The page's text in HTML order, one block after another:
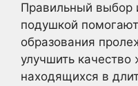
Правильный выбор
подушкой
образования
улучшить качество
находящихся в